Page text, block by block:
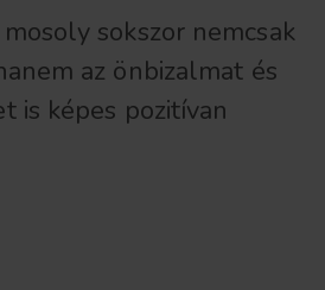
sokszor nemcsak
az önbizalmat és
is képes pozitívan